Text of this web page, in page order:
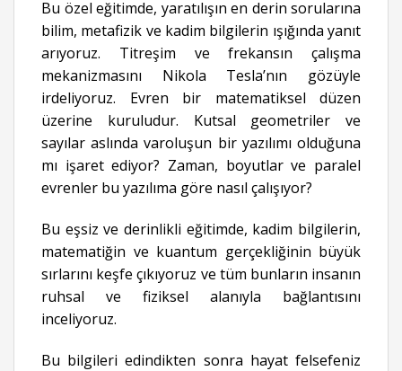
Bu özel eğitimde, yaratılışın en derin sorularına
bilim, metafizik ve kadim bilgilerin ışığında yanıt
arıyoruz. Titreşim ve frekansın çalışma
mekanizmasını Nikola Tesla’nın gözüyle
irdeliyoruz. Evren bir matematiksel düzen
üzerine kuruludur. Kutsal geometriler ve
sayılar aslında varoluşun bir yazılımı olduğuna
mı işaret ediyor? Zaman, boyutlar ve paralel
evrenler bu yazılıma göre nasıl çalışıyor?
Bu eşsiz ve derinlikli eğitimde, kadim bilgilerin,
matematiğin ve kuantum gerçekliğinin büyük
sırlarını keşfe çıkıyoruz ve tüm bunların insanın
ruhsal ve fiziksel alanıyla bağlantısını
inceliyoruz.
Bu bilgileri edindikten sonra hayat felsefeniz